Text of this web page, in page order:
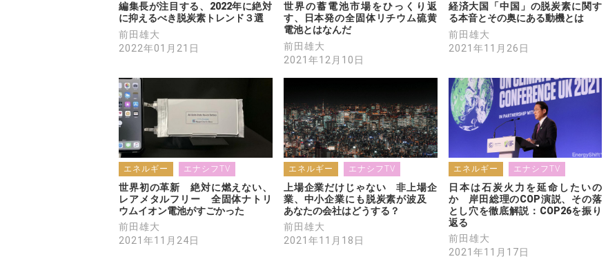
編集長が注目する、2022年に絶対
に抑えるべき脱炭素トレンド３選
前田雄大
2022年01月21日
世界の蓄電池市場をひっくり返
す、日本発の全固体リチウム硫黄
電池とはなんだ
前田雄大
2021年12月10日
経済大国「中国」の脱炭素に関す
る本音とその奥にある動機とは
前田雄大
2021年11月26日
エネルギー エナシフTV
世界初の革新　絶対に燃えない、
レアメタルフリー　全固体ナトリ
ウムイオン電池がすごかった
前田雄大
2021年11月24日
エネルギー エナシフTV
上場企業だけじゃない　非上場企
業、中小企業にも脱炭素が波及
あなたの会社はどうする？
前田雄大
2021年11月18日
エネルギー エナシフTV
日本は石炭火力を延命したいの
か　岸田総理のCOP演説、その落
とし穴を徹底解説：COP26を振り
返る
前田雄大
2021年11月17日